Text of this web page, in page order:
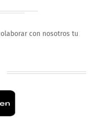
con nosotros tu